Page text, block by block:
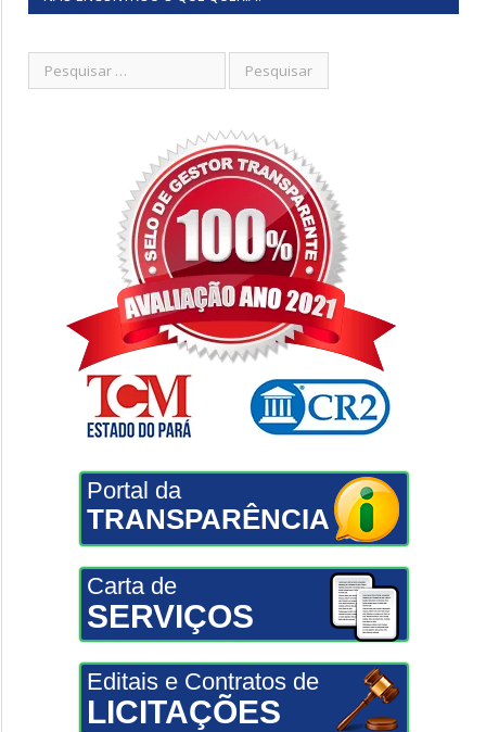
Portal da
TRANSPARÊNCIA
Carta de
SERVIÇOS
Editais e Contratos de
LICITAÇÕES